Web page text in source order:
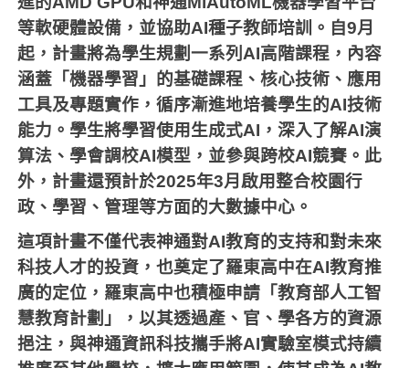
等軟硬體設備，並協助AI種子教師培訓。自9月
起，計畫將為學生規劃一系列AI高階課程，內容
涵蓋「機器學習」的基礎課程、核心技術、應用
工具及專題實作，循序漸進地培養學生的AI技術
能力。學生將學習使用生成式AI ，深入了解AI演
算法、學會調校AI模型，並參與跨校AI競賽。此
外，計畫還預計於2025年3月啟用整合校園行
政、學習、管理等方面的大數據中心。
這項計畫不僅代表神通對AI教育的支持和對未來
科技人才的投資，也奠定了羅東高中在AI教育推
廣的定位，羅東高中也積極申請「教育部人工智
慧教育計劃」，以其透過產、官、學各方的資源
挹注，與神通資訊科技攜手將AI實驗室模式持續